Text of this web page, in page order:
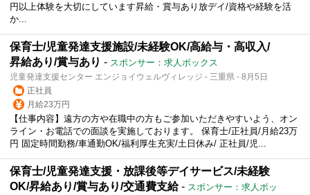
円以上体験を大切にしています昇給・賞与あり放デイ/資格や経験を活
か...
保育士/児童発達支援施設/未経験OK/高給与・高収入/
昇給あり/賞与あり - スポンサー：求人ボックス
児童発達支援センター エンジョイウェルヴィレッジ - 三重県 - 8月5日
正社員
月給23万円
【仕事内容】遠方の方や在職中の方もご参加いただきやすいよう、オン
ライン・お電話での面談を実施しております。 保育士/正社員/月給23万
円 固定時間勤務/車通勤OK/福利厚生充実/土日休み/ 正社員/児...
保育士/児童発達支援・放課後等デイサービス/未経験
OK/昇給あり/賞与あり/交通費支給- スポンサー：求人ボッ